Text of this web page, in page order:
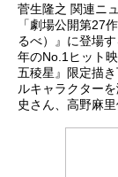
菅生隆之 関連ニ
「劇場公開第27
るべ）』に登場
年のNo.1ヒット
五稜星』限定描
ルキャラクター
史さん、高野麻